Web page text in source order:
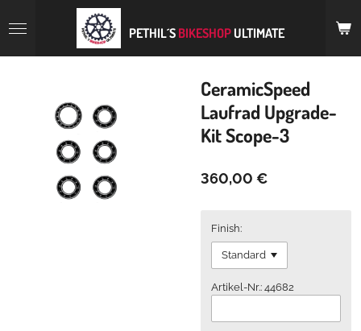
Hauptinhalt
PETHIL´S BIKESHOP ULTIMATE
CeramicSpeed
Laufrad Upgrade-
Kit Scope-3
360,00 €
Finish:
Artikel-Nr.: 44682